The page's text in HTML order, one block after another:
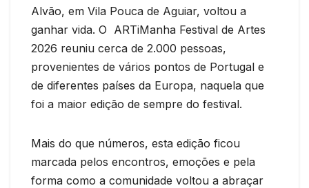
Alvão, em Vila Pouca de Aguiar, voltou a
ganhar vida. O ARTiManha Festival de Artes
2026 reuniu cerca de 2.000 pessoas,
provenientes de vários pontos de Portugal e
de diferentes países da Europa, naquela que
foi a maior edição de sempre do festival.
Mais do que números, esta edição ficou
marcada pelos encontros, emoções e pela
forma como a comunidade voltou a abraçar